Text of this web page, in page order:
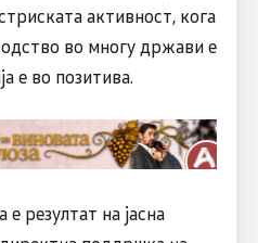
активност, кога
во многу држави е
е во позитива.
е резултат на јасна